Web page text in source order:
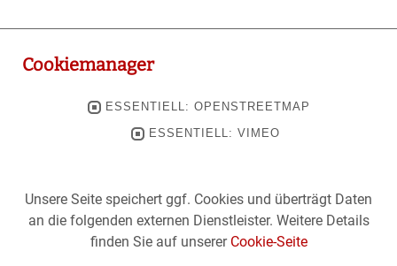
Cookiemanager
ESSENTIELL: OPENSTREETMAP
ESSENTIELL: VIMEO
Unsere Seite speichert ggf. Cookies und überträgt Daten
an die folgenden externen Dienstleister. Weitere Details
finden Sie auf unserer Cookie-Seite